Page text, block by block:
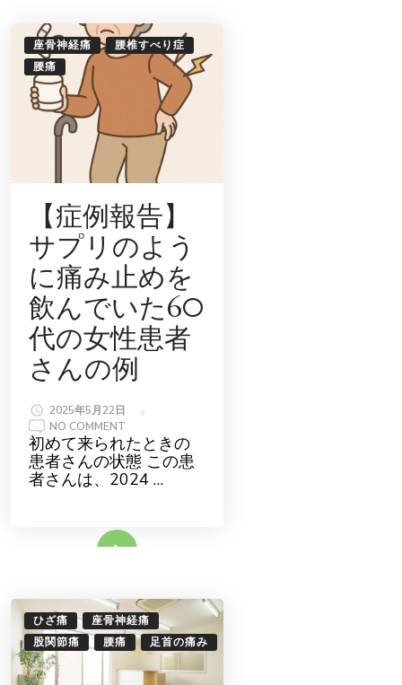
な
感
じ
が
代
の
女
性
さ
ん
座骨神経痛
腰椎すべり症
腰痛
【症例報告】
サプリのよう
に痛み止めを
飲んでいた60
代の女性患者
さんの例
2025年5月22日
NO COMMENT
【症
例
報
告】
サ
よ
う
め
を
飲
ん
で
た
初めて来られたときの
患者さんの状態 この患
者さんは、2024 …
ひざ痛
座骨神経痛
股関節痛
腰痛 足首の痛み